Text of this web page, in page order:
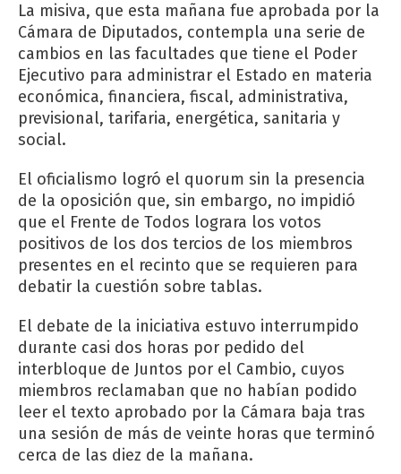
La misiva, que esta mañana fue aprobada por la
Cámara de Diputados, contempla una serie de
cambios en las facultades que tiene el Poder
Ejecutivo para administrar el Estado en materia
económica, financiera, fiscal, administrativa,
previsional, tarifaria, energética, sanitaria y
social.
El oficialismo logró el quorum sin la presencia
de la oposición que, sin embargo, no impidió
que el Frente de Todos lograra los votos
positivos de los dos tercios de los miembros
presentes en el recinto que se requieren para
debatir la cuestión sobre tablas.
El debate de la iniciativa estuvo interrumpido
durante casi dos horas por pedido del
interbloque de Juntos por el Cambio, cuyos
miembros reclamaban que no habían podido
leer el texto aprobado por la Cámara baja tras
una sesión de más de veinte horas que terminó
cerca de las diez de la mañana.